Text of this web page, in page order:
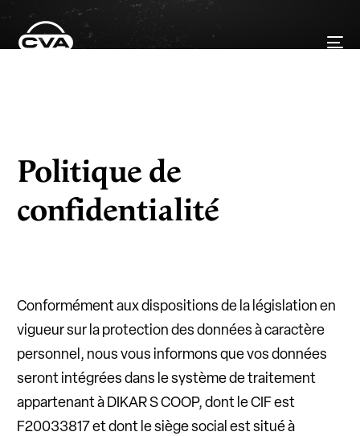
Politique de
confidentialité
Conformément aux dispositions de la législation en
vigueur sur la protection des données à caractère
personnel, nous vous informons que vos données
seront intégrées dans le système de traitement
appartenant à DIKAR S COOP, dont le CIF est
F20033817 et dont le siège social est situé à